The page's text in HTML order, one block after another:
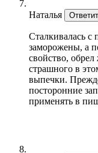
Наталья
Сталкивалась
заморожены, а
свойство,
страшного в
выпечки.
посторонние
применять в